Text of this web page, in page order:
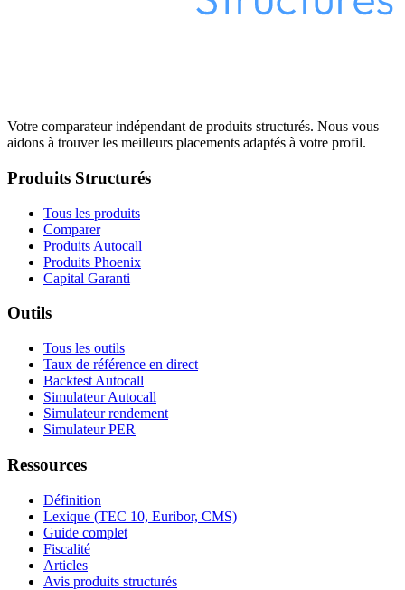
Votre comparateur indépendant de produits structurés. Nous vous
aidons à trouver les meilleurs placements adaptés à votre profil.
Produits Structurés
Tous les produits
Comparer
Produits Autocall
Produits Phoenix
Capital Garanti
Outils
Tous les outils
Taux de référence en direct
Backtest Autocall
Simulateur Autocall
Simulateur rendement
Simulateur PER
Ressources
Définition
Lexique (TEC 10, Euribor, CMS)
Guide complet
Fiscalité
Articles
Avis produits structurés